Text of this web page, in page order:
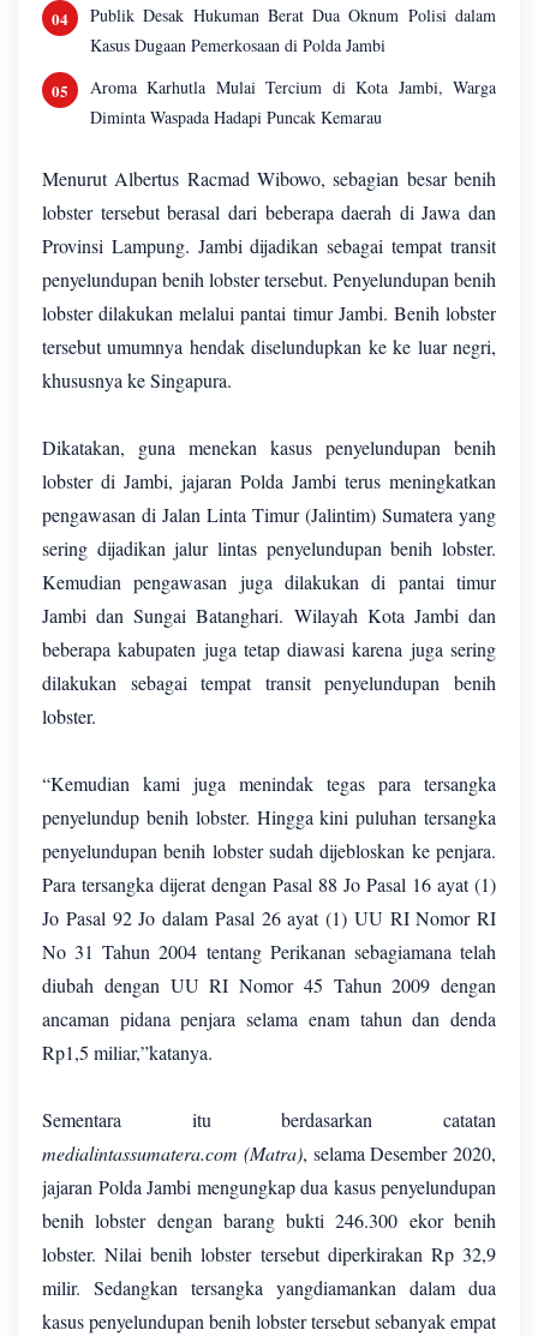
Publik Desak Hukuman Berat Dua Oknum Polisi dalam
Kasus Dugaan Pemerkosaan di Polda Jambi
Aroma Karhutla Mulai Tercium di Kota Jambi, Warga
Diminta Waspada Hadapi Puncak Kemarau
Menurut Albertus Racmad Wibowo, sebagian besar benih
lobster tersebut berasal dari beberapa daerah di Jawa dan
Provinsi Lampung. Jambi dijadikan sebagai tempat transit
penyelundupan benih lobster tersebut. Penyelundupan benih
lobster dilakukan melalui pantai timur Jambi. Benih lobster
tersebut umumnya hendak diselundupkan ke ke luar negri,
khususnya ke Singapura.
Dikatakan, guna menekan kasus penyelundupan benih
lobster di Jambi, jajaran Polda Jambi terus meningkatkan
pengawasan di Jalan Linta Timur (Jalintim) Sumatera yang
sering dijadikan jalur lintas penyelundupan benih lobster.
Kemudian pengawasan juga dilakukan di pantai timur
Jambi dan Sungai Batanghari. Wilayah Kota Jambi dan
beberapa kabupaten juga tetap diawasi karena juga sering
dilakukan sebagai tempat transit penyelundupan benih
lobster.
“Kemudian kami juga menindak tegas para tersangka
penyelundup benih lobster. Hingga kini puluhan tersangka
penyelundupan benih lobster sudah dijebloskan ke penjara.
Para tersangka dijerat dengan Pasal 88 Jo Pasal 16 ayat (1)
Jo Pasal 92 Jo dalam Pasal 26 ayat (1) UU RI Nomor RI
No 31 Tahun 2004 tentang Perikanan sebagiamana telah
diubah dengan UU RI Nomor 45 Tahun 2009 dengan
ancaman pidana penjara selama enam tahun dan denda
Rp1,5 miliar,”katanya.
Sementara itu berdasarkan catatan
medialintassumatera.com (Matra), selama Desember 2020,
jajaran Polda Jambi mengungkap dua kasus penyelundupan
benih lobster dengan barang bukti 246.300 ekor benih
lobster. Nilai benih lobster tersebut diperkirakan Rp 32,9
milir. Sedangkan tersangka yangdiamankan dalam dua
kasus penyelundupan benih lobster tersebut sebanyak empat